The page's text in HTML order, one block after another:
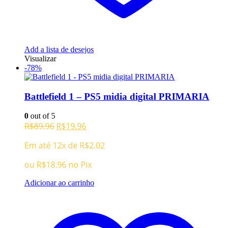
Add a lista de desejos
Visualizar
-78%
Battlefield 1 – PS5 midia digital PRIMARIA
0 out of 5
R$89.96 O
original
era:
R$89.96.
R$19.96O
atual
é:
R$19.96.
Em até 12x de R$2.02
ou R$18.96 no Pix
Adicionar ao carrinho